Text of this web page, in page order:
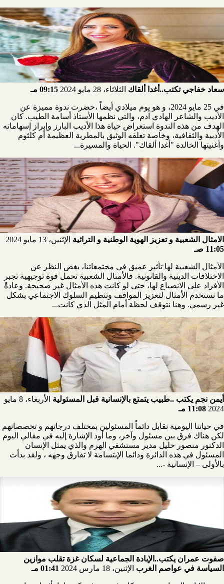
سعاد خفاجي تكتب..أغدا ألقاك الثلاثاء، 28 مايو 2024 09:15 مـ
في 25 مايو 2024، و هو يوم ميلادي أيضاً ،حضرت ندوة مميزة عن
الأديب والشاعر الهادي آدم، والتي نظمها الأستاذ أسامة الطيب. كان
الهدف من هذه الندوة استعراض حياة هذا الأديب البارز وإبراز إسهاماته
الأدبية والثقافية، وخاصة تعلقه الوثيق بالمطربة العظيمة أم كلثوم
وأغنيتها الخالدة "أغدا ألقاك". الحياة والمسيرة...
الامثال الشعبية و تعزيز الهوية الوطنية و التراثية الإثنين، 13 مايو 2024
11:05 صـ
الأمثال الشعبية لها تأثير عميق في مجتمعاتنا، بغض النظر عن
الاختلافات الدينية والقانونية. فالأمثال الشعبية تحمل قوة توجيهية تجبر
الأفراد على الانصياع لها، حتى لو كانت هذه الأمثال غير صحيحة. وعادةً
ما نستخدم الأمثال لتعزيز المواقف وتنظيم السلوك الاجتماعي بشكل
غير رسمي. وهنا نتوقف لحظة أمام المثل الذي كانت...
أيمن نجم يكتب ..طبيب يتمتع بالإنسانية قبل المسئولية
الأربعاء، 8 مايو
2024 11:08 مـ
في حياتنا اليومية نقابل دائماً المسئولين بمختلف درجاتهم و تخصصاتهم
لكن هناك فرق بين مسئول وآخر، وما أود الإشارة إليه في مقالي اليوم
الدكتور منصور خليل مدير مستشفي الهرم والذي يمثل الإنسان
المسئول في هذه الدائرة ودائما الإبتسامة لا تفارق وجهه ، ولقد بدأت
بالأولى – الإنسانية -...
صفوت عمران يكتب..الإبادة الجماعية لسكان غزة تقلب موازين
السياسة في عواصم الغرب الإثنين، 18 مارس 2024 01:41 مـ